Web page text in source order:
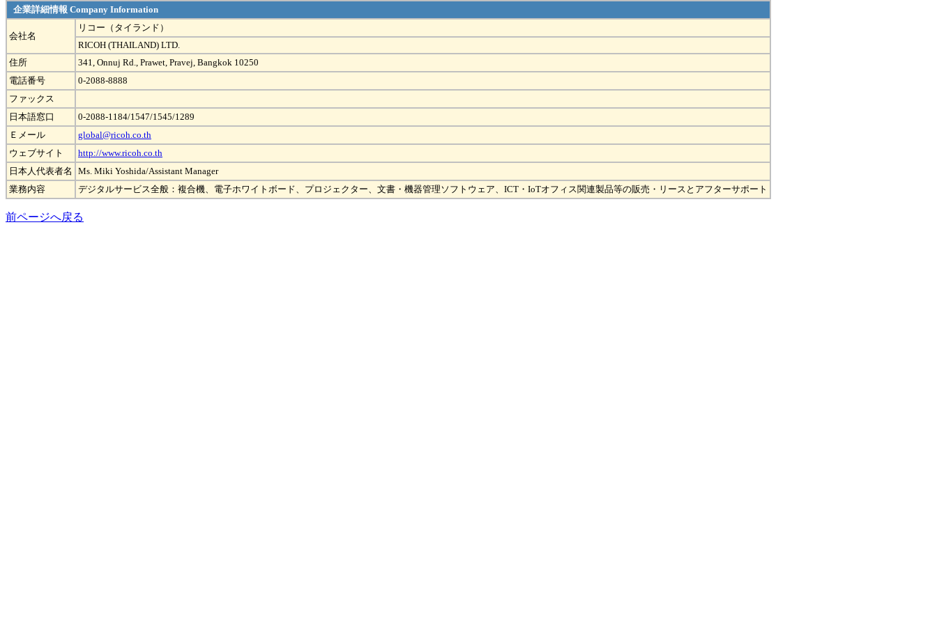
企業詳細情報 Company Information
会社名
リコー（タイランド）
RICOH (THAILAND) LTD.
住所
341, Onnuj Rd., Prawet, Pravej, Bangkok 10250
電話番号
0-2088-8888
ファックス
日本語窓口
0-2088-1184/1547/1545/1289
Ｅメール
global@ricoh.co.th
ウェブサイト
http://www.ricoh.co.th
日本人代表者名
Ms. Miki Yoshida/Assistant Manager
業務内容
デジタルサービス全般：複合機、電子ホワイトボード、プロジェクター、文書・機器管理ソフトウェア、ICT・IoTオフィス関連製品等の販売・リースとアフターサポート
前ページへ戻る